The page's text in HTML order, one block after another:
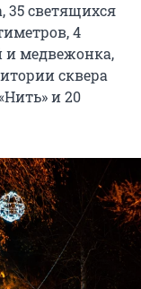
35 светящихся
4
и медвежонка,
сквера
и 20